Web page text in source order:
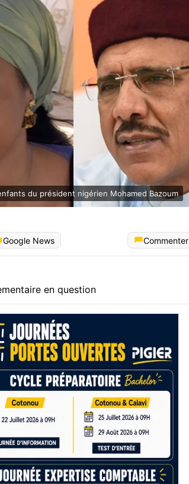
du président nigérien Mohamed Bazoum
Google News Commenter
en question